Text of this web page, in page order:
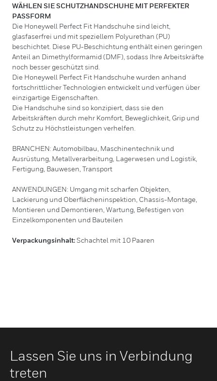
WÄHLEN SIE SCHUTZHANDSCHUHE MIT PERFEKTER
PASSFORM
Die Honeywell Perfect Fit Handschuhe sind leicht,
glasfaserfrei und mit speziellem Polyurethan (PU)
beschichtet. Diese PU-Beschichtung enthält einen geringen
Anteil an Dimethylformamid (DMF), sodass Ihre Arbeitskräfte
noch besser geschützt sind.
Die Honeywell Perfect Fit Handschuhe wurden anhand
fortschrittlicher Technologien entwickelt und verfügen über
einzigartige Eigenschaften.
Die Handschuhe sind so konzipiert, dass sie den
Arbeitskräften durch mehr Komfort, Beweglichkeit, Grip und
Schutz zu Höchstleistungen verhelfen.
BRANCHEN: Automobilbau, Maschinentechnik und
Ausrüstung, Metallverarbeitung, Lagerwesen und Logistik,
Fertigung, Bauwesen, Transport
ANWENDUNGEN: Umgang mit scharfen Objekten,
Lackierung und Oberflächeninspektion, Chassis-Montage,
Montieren und Demontieren, Wartung, Befestigen von
Einzelkomponenten und Bauteilen
Verpackungsinhalt:Schachtel mit 10 Paaren
Lassen Sie uns in Verbindung
treten